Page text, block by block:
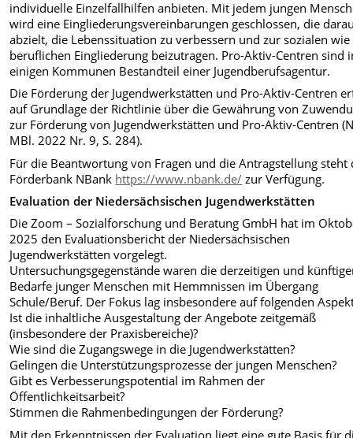
individuelle Einzelfallhilfen anbieten. Mit jedem jungen
wird eine Eingliederungsvereinbarungen geschlossen, die
abzielt, die Lebenssituation zu verbessern und zur sozialen wie
beruflichen Eingliederung beizutragen. Pro-Aktiv-Centren sind
einigen Kommunen Bestandteil einer Jugendberufsagentur.
Die Förderung der Jugendwerkstätten und Pro-Aktiv-Centren
auf Grundlage der Richtlinie über die Gewährung von
zur Förderung von Jugendwerkstätten und Pro-Aktiv-Centren
MBl. 2022 Nr. 9, S. 284).
Für die Beantwortung von Fragen und die Antragstellung steht
Förderbank NBank https://www.nbank.de/ zur Verfügung.
Evaluation der Niedersächsischen Jugendwerkstätten
Die Zoom – Sozialforschung und Beratung GmbH hat im
2025 den Evaluationsbericht der Niedersächsischen
Jugendwerkstätten vorgelegt.
Untersuchungsgegenstände waren die derzeitigen und
Bedarfe junger Menschen mit Hemmnissen im Übergang
Schule/Beruf. Der Fokus lag insbesondere auf folgenden
Ist die inhaltliche Ausgestaltung der Angebote zeitgemäß
(insbesondere der Praxisbereiche)?
Wie sind die Zugangswege in die Jugendwerkstätten?
Gelingen die Unterstützungsprozesse der jungen Menschen?
Gibt es Verbesserungspotential im Rahmen der
Öffentlichkeitsarbeit?
Stimmen die Rahmenbedingungen der Förderung?
Mit den Erkenntnissen der Evaluation liegt eine gute Basis für